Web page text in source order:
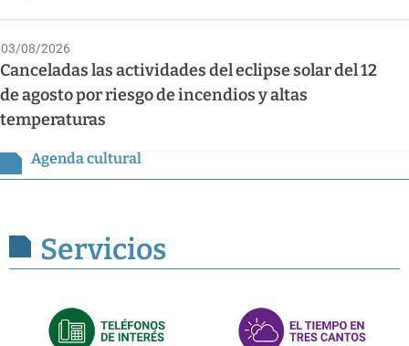
03/08/2026
Canceladas las actividades del eclipse solar del 12
de agosto por riesgo de incendios y altas
temperaturas
Agenda cultural
Servicios